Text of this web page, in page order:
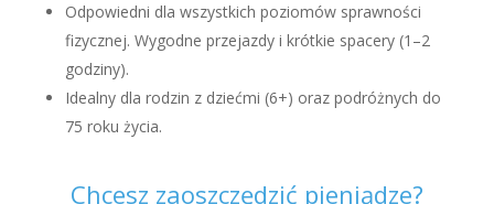
Odpowiedni dla wszystkich poziomów sprawności
fizycznej. Wygodne przejazdy i krótkie spacery (1–2
godziny).
Idealny dla rodzin z dziećmi (6+) oraz podróżnych do
75 roku życia.
Chcesz zaoszczędzić pieniądze?